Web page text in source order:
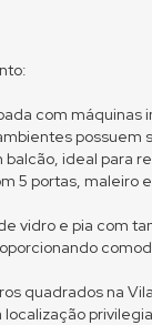
com máquinas
balcão, ideal para
5 portas, maleiro
vidro e pia com
quadrados na